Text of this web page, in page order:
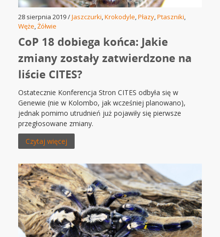
28 sierpnia 2019 /Jaszczurki,Krokodyle,Płazy,Ptaszniki,
Węże,Żółwie
CoP 18 dobiega końca: Jakie
zmiany zostały zatwierdzone na
liście CITES?
Ostatecznie Konferencja Stron CITES odbyła się w
Genewie (nie w Kolombo, jak wcześniej planowano),
jednak pomimo utrudnień już pojawiły się pierwsze
przegłosowane zmiany.
Czytaj więcej